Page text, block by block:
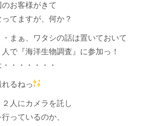
お客様がきて
てますが、何か？
・まぁ、ワタシの話は置いておいて
で『海洋生物調査』に参加っ！
・・・・・・
るねっ
人にカメラを託し
っているのか、